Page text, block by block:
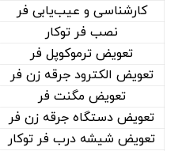
کارشناسی و عیب‌یابی فر
نصب فر توکار
تعویض ترموکوپل فر
تعویض الکترود جرقه زن فر
تعویض مگنت فر
تعویض دستگاه جرقه زن فر
تعویض شیشه درب فر توکار